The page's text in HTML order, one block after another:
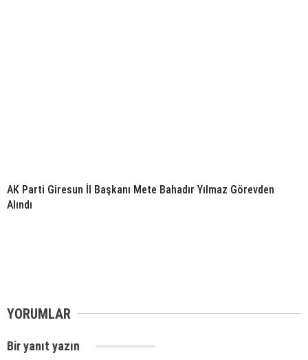
AK Parti Giresun İl Başkanı Mete Bahadır Yılmaz Görevden
Alındı
YORUMLAR
Bir yanıt yazın